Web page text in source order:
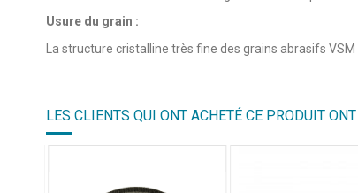
Usure du grain :
La structure cristalline très fine des grains abrasifs
LES CLIENTS QUI ONT ACHETÉ CE PRODUIT